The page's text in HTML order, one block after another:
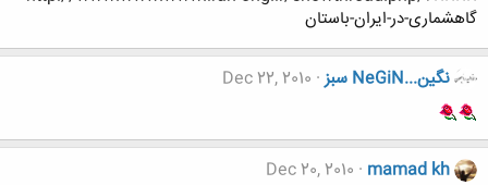
گاهشماری-در-ایران-باستان
نگين...NeGiN سبز Dec 22, 2010
mamad kh
Dec 20, 2010